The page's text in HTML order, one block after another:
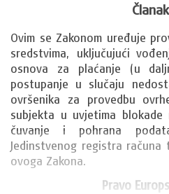
Ovim se Zakonom uređuje
sredstvima, uključujući
osnova za plaćanje (u
postupanje u slučaju
ovršenika za provedbu
subjekta u uvjetima blokade
čuvanje i pohrana
Jedinstvenog registra
ovoga Zakona.
Pravo